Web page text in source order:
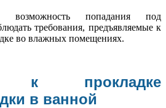
возможность попадания под
требования, предъявляемые к
во влажных помещениях.
к прокладке
в ванной